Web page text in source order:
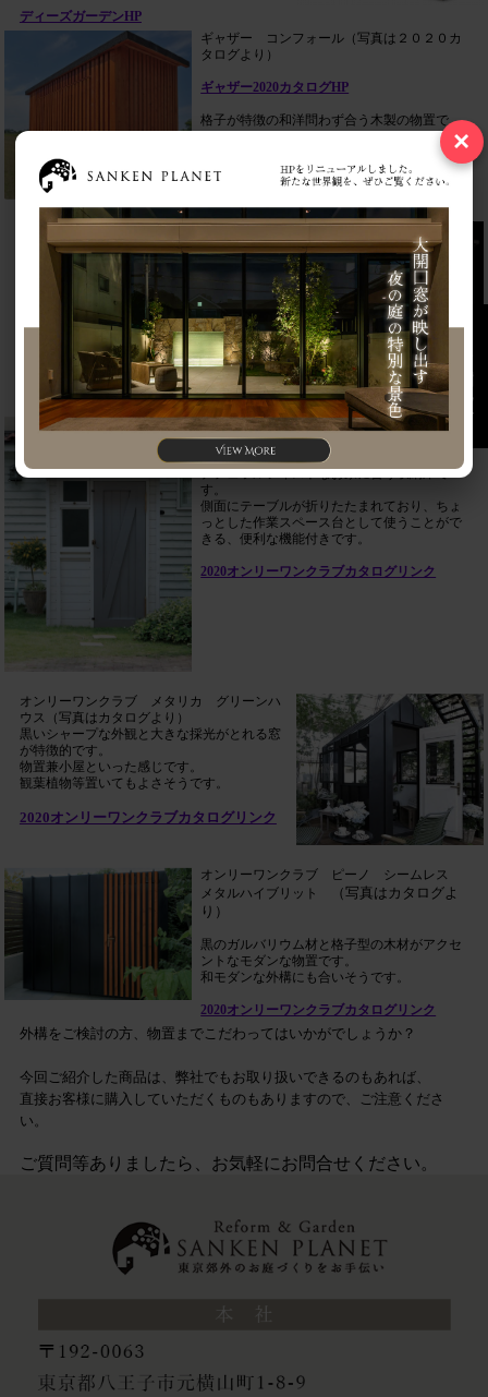
お問い合わせ
ディーズガーデンHP
ギャザー コンフォール（写真は２０２０カ
タログより）
ギャザー2020カタログHP
格子が特徴の和洋問わず合う木製の物置で
サイズは1サイズのみですが、３色展開して
いて使いやすそうな色ばかりです。
マツモト物置 （写真はHPより）
三角屋根と扉や屋根、すべてが同じ色という
点が特徴です。
写真はブラックでモダンな感じですが、
アイボリー色もあるので、洋風のお家とも合
います。
最近よく、この物置見かけます。
マツモト物置HP
オンリーワンクラブ（写真はカタログより）
小さいお家のような物置
ナチュラルテイストなお家に合う収納庫で
す。
側面にテーブルが折りたたまれており、ちょ
っとした作業スペース台として使うことがで
きる、便利な機能付きです。
2020オンリーワンクラブカタログリンク
オンリーワンクラブ メタリカ グリーンハ
ウス（写真はカタログより）
黒いシャープな外観と大きな採光がとれる窓
が特徴的です。
物置兼小屋といった感じです。
観葉植物等置いてもよさそうです。
2020オンリーワンクラブカタログリンク
オンリーワンクラブ ピーノ シームレス
メタルハイブリット
（写真はカタログよ
り）
黒のガルバリウム材と格子型の木材がアクセ
ントなモダンな物置です。
和モダンな外構にも合いそうです。
2020オンリーワンクラブカタログリンク
外構をご検討の方、物置までこだわってはいかがでしょうか？
今回ご紹介した商品は、弊社でもお取り扱いできるのもあれば、
直接お客様に購入していただくものもありますので、ご注意くださ
い。
ご質問等ありましたら、お気軽にお問合せください。
×